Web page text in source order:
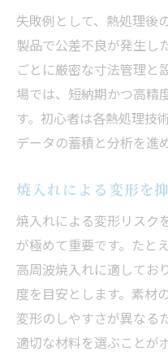
失敗例として、熱処理後
製品で公差不良が発生し
ごとに厳密な寸法管理と
場では、短納期かつ高精
す。初心者は各熱処理技
データの蓄積と分析を進
焼入れによる変形を
焼入れによる変形リスク
が極めて重要です。たと
高周波焼入れに適してお
度を目安とします。素材
変形のしやすさが異なる
適切な材料を選ぶことが